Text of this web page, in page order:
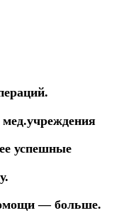
успешные
— больше.